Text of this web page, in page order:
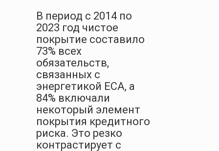
В период с 2014 по
2023 год чистое
покрытие составило
73% всех
обязательств,
связанных с
энергетикой ECA, а
84% включали
некоторый элемент
покрытия кредитного
риска. Это резко
контрастирует с